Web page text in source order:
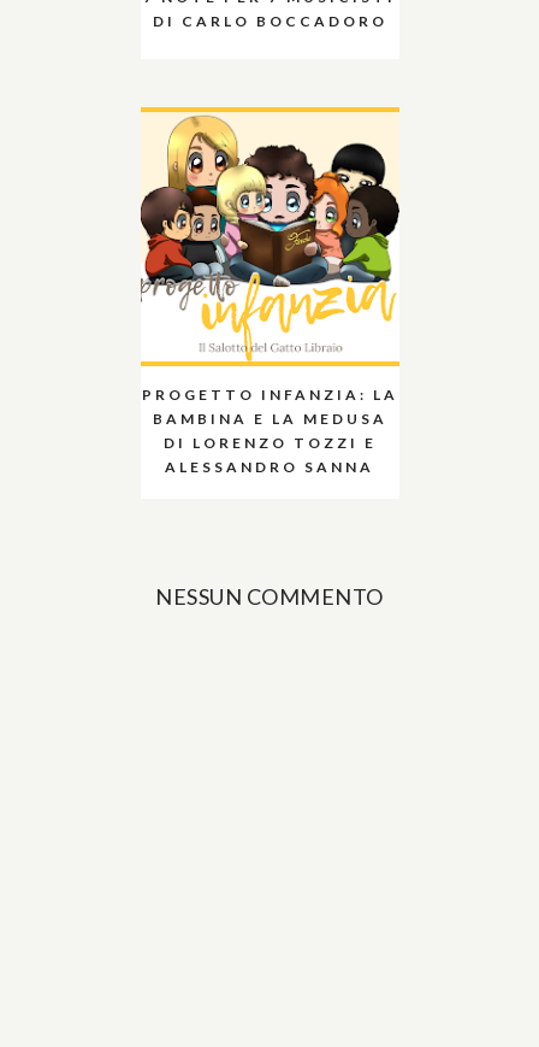
DI CARLO BOCCADORO
PROGETTO INFANZIA: LA
BAMBINA E LA MEDUSA
DI LORENZO TOZZI E
ALESSANDRO SANNA
NESSUN COMMENTO